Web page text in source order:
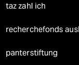
taz zahl ich
recherchefonds
panterstiftung